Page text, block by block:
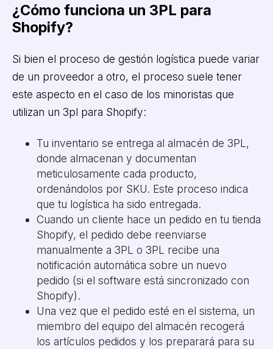
¿Cómo funciona un 3PL para
Shopify?
Si bien el proceso de gestión logística puede variar
de un proveedor a otro, el proceso suele tener
este aspecto en el caso de los minoristas que
utilizan un 3pl para Shopify:
Tu inventario se entrega al almacén de 3PL,
donde almacenan y documentan
meticulosamente cada producto,
ordenándolos por SKU. Este proceso indica
que tu logística ha sido entregada.
Cuando un cliente hace un pedido en tu tienda
Shopify, el pedido debe reenviarse
manualmente a 3PL o 3PL recibe una
notificación automática sobre un nuevo
pedido (si el software está sincronizado con
Shopify).
Una vez que el pedido esté en el sistema, un
miembro del equipo del almacén recogerá
los artículos pedidos y los preparará para su